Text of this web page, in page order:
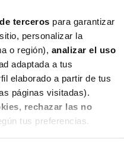
terceros para garantizar
personalizar la
o región), analizar el uso
adaptada a tus
elaborado a partir de tus
páginas visitadas).
rechazar las no
tus preferencias.